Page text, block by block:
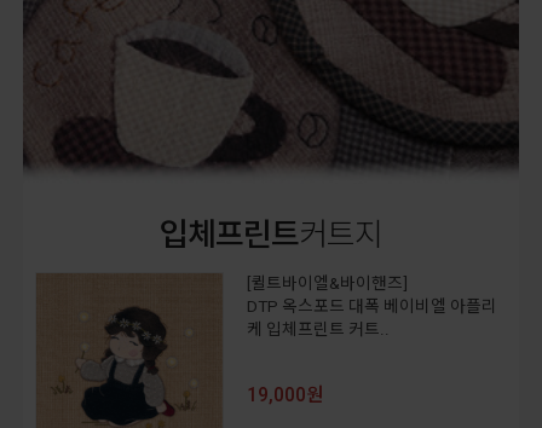
입체프린트커트지
[퀼트바이엘&바이핸즈]
DTP 옥스포드 대폭 베이비엘 아플리
케 입체프린트 커트..
19,000원